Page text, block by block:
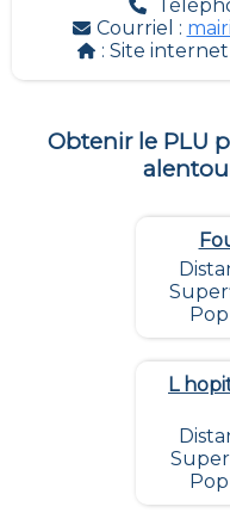
Courriel :
: Site internet
Obtenir le PLU
L